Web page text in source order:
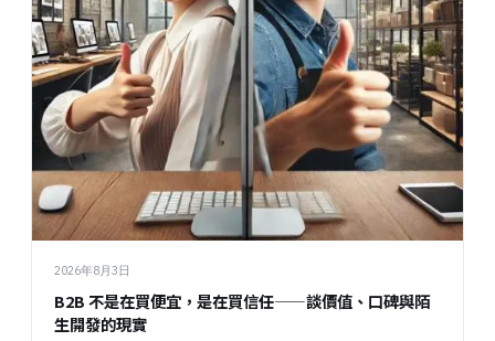
2026年8月3日
B2B 不是在買便宜，是在買信任——談價值、口碑與陌
生開發的現實